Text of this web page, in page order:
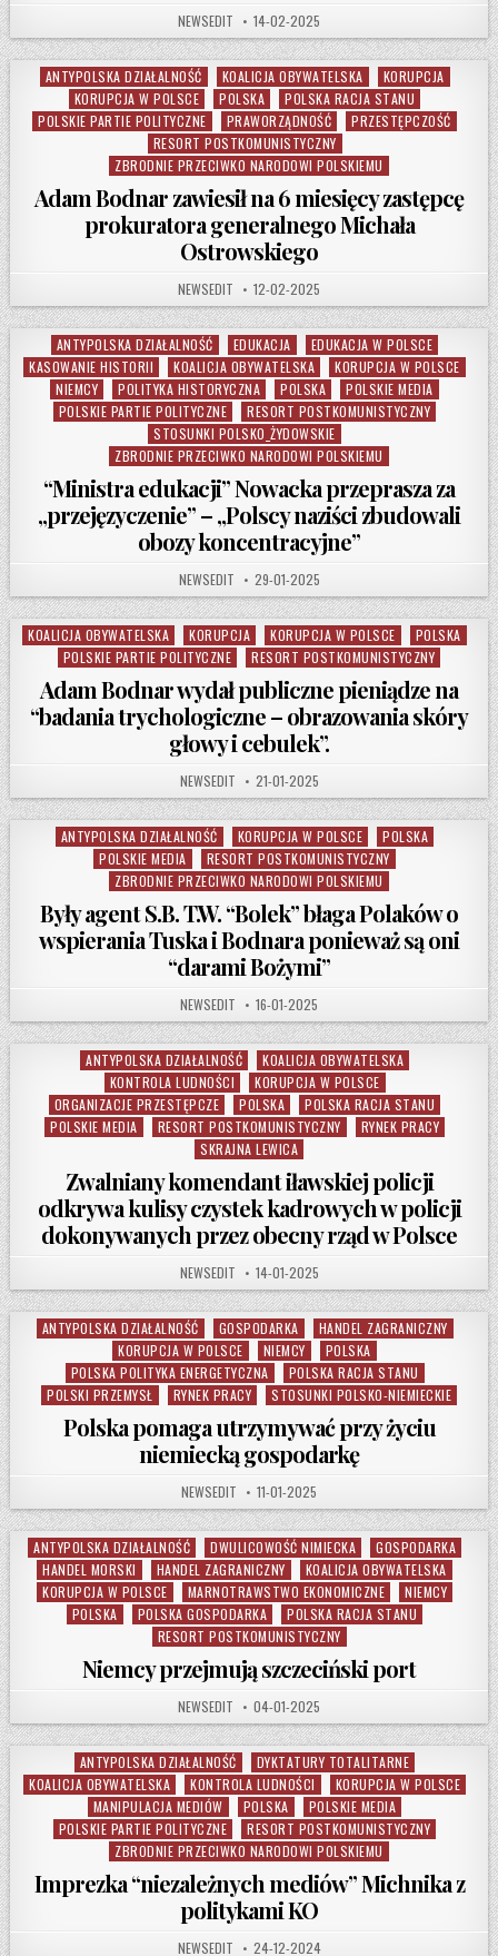
AUTHOR:
NEWSEDIT PUBLISHED DATE:
14-02-2025
Posted in
ANTYPOLSKA DZIAŁALNOŚĆ KOALICJA OBYWATELSKA
KORUPCJA
KORUPCJA W POLSCE
POLSKA
POLSKA RACJA STANU
POLSKIE PARTIE POLITYCZNE
PRAWORZĄDNOŚĆ
PRZESTĘPCZOŚĆ
RESORT POSTKOMUNISTYCZNY
ZBRODNIE PRZECIWKO NARODOWI POLSKIEMU
Adam Bodnar zawiesił na 6 miesięcy zastępcę
prokuratora generalnego Michała
Ostrowskiego
AUTHOR:
NEWSEDIT PUBLISHED DATE:
12-02-2025
Posted in
ANTYPOLSKA DZIAŁALNOŚĆ EDUKACJA
EDUKACJA W POLSCE
KASOWANIE HISTORII
KOALICJA OBYWATELSKA
KORUPCJA W POLSCE
NIEMCY
POLITYKA HISTORYCZNA POLSKA
POLSKIE MEDIA
POLSKIE PARTIE POLITYCZNE
RESORT POSTKOMUNISTYCZNY
STOSUNKI POLSKO_ŻYDOWSKIE
ZBRODNIE PRZECIWKO NARODOWI POLSKIEMU
“Ministra edukacji” Nowacka przeprasza za
„przejęzyczenie” – „Polscy naziści zbudowali
obozy koncentracyjne”
AUTHOR:
NEWSEDIT PUBLISHED DATE:
29-01-2025
Posted in
KOALICJA OBYWATELSKA KORUPCJA KORUPCJA W POLSCE
POLSKA
POLSKIE PARTIE POLITYCZNE
RESORT POSTKOMUNISTYCZNY
Adam Bodnar wydał publiczne pieniądze na
“badania trychologiczne – obrazowania skóry
głowy i cebulek”.
AUTHOR:
NEWSEDIT PUBLISHED DATE:
21-01-2025
Posted in
ANTYPOLSKA DZIAŁALNOŚĆ KORUPCJA W POLSCE
POLSKA
POLSKIE MEDIA
RESORT POSTKOMUNISTYCZNY
ZBRODNIE PRZECIWKO NARODOWI POLSKIEMU
Były agent S.B. T.W. “Bolek” błaga Polaków o
wspierania Tuska i Bodnara ponieważ są oni
“darami Bożymi”
AUTHOR:
NEWSEDIT PUBLISHED DATE:
16-01-2025
Posted in
ANTYPOLSKA DZIAŁALNOŚĆ
KOALICJA OBYWATELSKA
KONTROLA LUDNOŚCI
KORUPCJA W POLSCE
ORGANIZACJE PRZESTĘPCZE
POLSKA
POLSKA RACJA STANU
POLSKIE MEDIA
RESORT POSTKOMUNISTYCZNY
RYNEK PRACY
SKRAJNA LEWICA
Zwalniany komendant iławskiej policji
odkrywa kulisy czystek kadrowych w policji
dokonywanych przez obecny rząd w Polsce
AUTHOR:
NEWSEDIT PUBLISHED DATE:
14-01-2025
Posted in
ANTYPOLSKA DZIAŁALNOŚĆ GOSPODARKA
HANDEL ZAGRANICZNY
KORUPCJA W POLSCE
NIEMCY
POLSKA
POLSKA POLITYKA ENERGETYCZNA
POLSKA RACJA STANU
POLSKI PRZEMYSŁ
RYNEK PRACY STOSUNKI POLSKO-NIEMIECKIE
Polska pomaga utrzymywać przy życiu
niemiecką gospodarkę
AUTHOR:
NEWSEDIT PUBLISHED DATE:
11-01-2025
Posted in
ANTYPOLSKA DZIAŁALNOŚĆ DWULICOWOŚĆ NIMIECKA
GOSPODARKA
HANDEL MORSKI
HANDEL ZAGRANICZNY
KOALICJA OBYWATELSKA
KORUPCJA W POLSCE
MARNOTRAWSTWO EKONOMICZNE
NIEMCY
POLSKA
POLSKA GOSPODARKA
POLSKA RACJA STANU
RESORT POSTKOMUNISTYCZNY
Niemcy przejmują szczeciński port
AUTHOR:
NEWSEDIT PUBLISHED DATE:
04-01-2025
Posted in
ANTYPOLSKA DZIAŁALNOŚĆ
DYKTATURY TOTALITARNE
KOALICJA OBYWATELSKA
KONTROLA LUDNOŚCI
KORUPCJA W POLSCE
MANIPULACJA MEDIÓW
POLSKA
POLSKIE MEDIA
POLSKIE PARTIE POLITYCZNE
RESORT POSTKOMUNISTYCZNY
ZBRODNIE PRZECIWKO NARODOWI POLSKIEMU
Imprezka “niezależnych mediów” Michnika z
politykami KO
AUTHOR:
NEWSEDIT PUBLISHED DATE:
24-12-2024